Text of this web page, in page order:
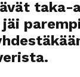
taka-